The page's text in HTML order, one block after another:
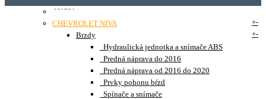
AKCIA
CHEVROLET NIVA
+-
Brzdy
+-
Hydraulická jednotka a snímače ABS
Predná náprava do 2016
Predná náprava od 2016 do 2020
Prvky pohonu bŕzd
Spínače a snímače